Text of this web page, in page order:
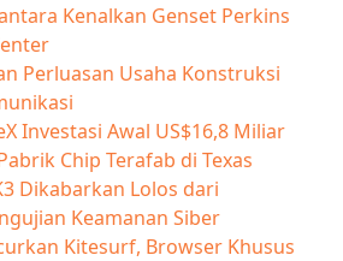
Kenalkan Genset Perkins
Perluasan Usaha Konstruksi
Investasi Awal US$16,8 Miliar
Chip Terafab di Texas
Dikabarkan Lolos dari
Keamanan Siber
Kitesurf, Browser Khusus